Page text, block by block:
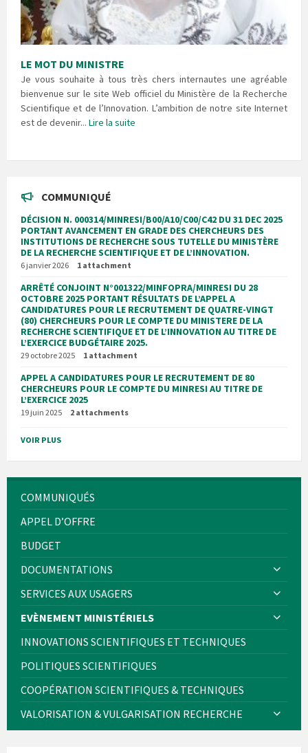
LE MOT DU MINISTRE
Je vous souhaite à tous très chers internautes une agréable
bienvenue sur le site Web officiel du Ministère de la Recherche
Scientifique et de l’Innovation. L’ambition de notre site Internet
est de devenir... Lire la suite
COMMUNIQUÉ
DÉCISION N. 000314/MINRESI/B00/A10/C00/C42 DU 31 DEC 2025
PORTANT AVANCEMENT EN GRADE DES CHERCHEURS DES
INSTITUTIONS DE RECHERCHE SOUS TUTELLE DU MINISTÈRE
DE LA RECHERCHE SCIENTIFIQUE ET DE L’INNOVATION.
6 janvier 2026 1 attachment
ARRÊTÉ CONJOINT N°001322/MINFOPRA/MINRESI DU 28
OCTOBRE 2025 PORTANT RÉSULTATS DE L’APPEL A
CANDIDATURES POUR LE RECRUTEMENT DE QUATRE-VINGT
(80) CHERCHEURS POUR LE COMPTE DU MINISTERE DE LA
RECHERCHE SCIENTIFIQUE ET DE L’INNOVATION AU TITRE DE
L’EXERCICE BUDGÉTAIRE 2025.
29 octobre 2025 1 attachment
APPEL A CANDIDATURES POUR LE RECRUTEMENT DE 80
CHERCHEURS POUR LE COMPTE DU MINRESI AU TITRE DE
L’EXERCICE 2025
19 juin 2025 2 attachments
VOIR PLUS
COMMUNIQUÉS
APPEL D’OFFRE
BUDGET
DOCUMENTATIONS
SERVICES AUX USAGERS
EVÈNEMENT MINISTÉRIELS
INNOVATIONS SCIENTIFIQUES ET TECHNIQUES
POLITIQUES SCIENTIFIQUES
COOPÉRATION SCIENTIFIQUES & TECHNIQUES
VALORISATION & VULGARISATION RECHERCHE